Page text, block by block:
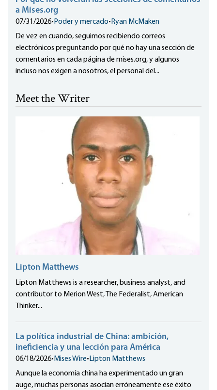
a Mises.org
07/31/2026• Poder y mercado• Ryan McMaken
De vez en cuando, seguimos recibiendo correos
electrónicos preguntando por qué no hay una sección de
comentarios en cada página de mises.org, y algunos
incluso nos exigen a nosotros, el personal del...
Meet the Writer
Lipton Matthews
Lipton Matthews is a researcher, business analyst, and
contributor to Merion West, The Federalist, American
Thinker...
La política industrial de China: ambición,
ineficiencia y una lección para América
06/18/2026• Mises Wire• Lipton Matthews
Aunque la economía china ha experimentado un gran
auge, muchas personas asocian erróneamente ese éxito